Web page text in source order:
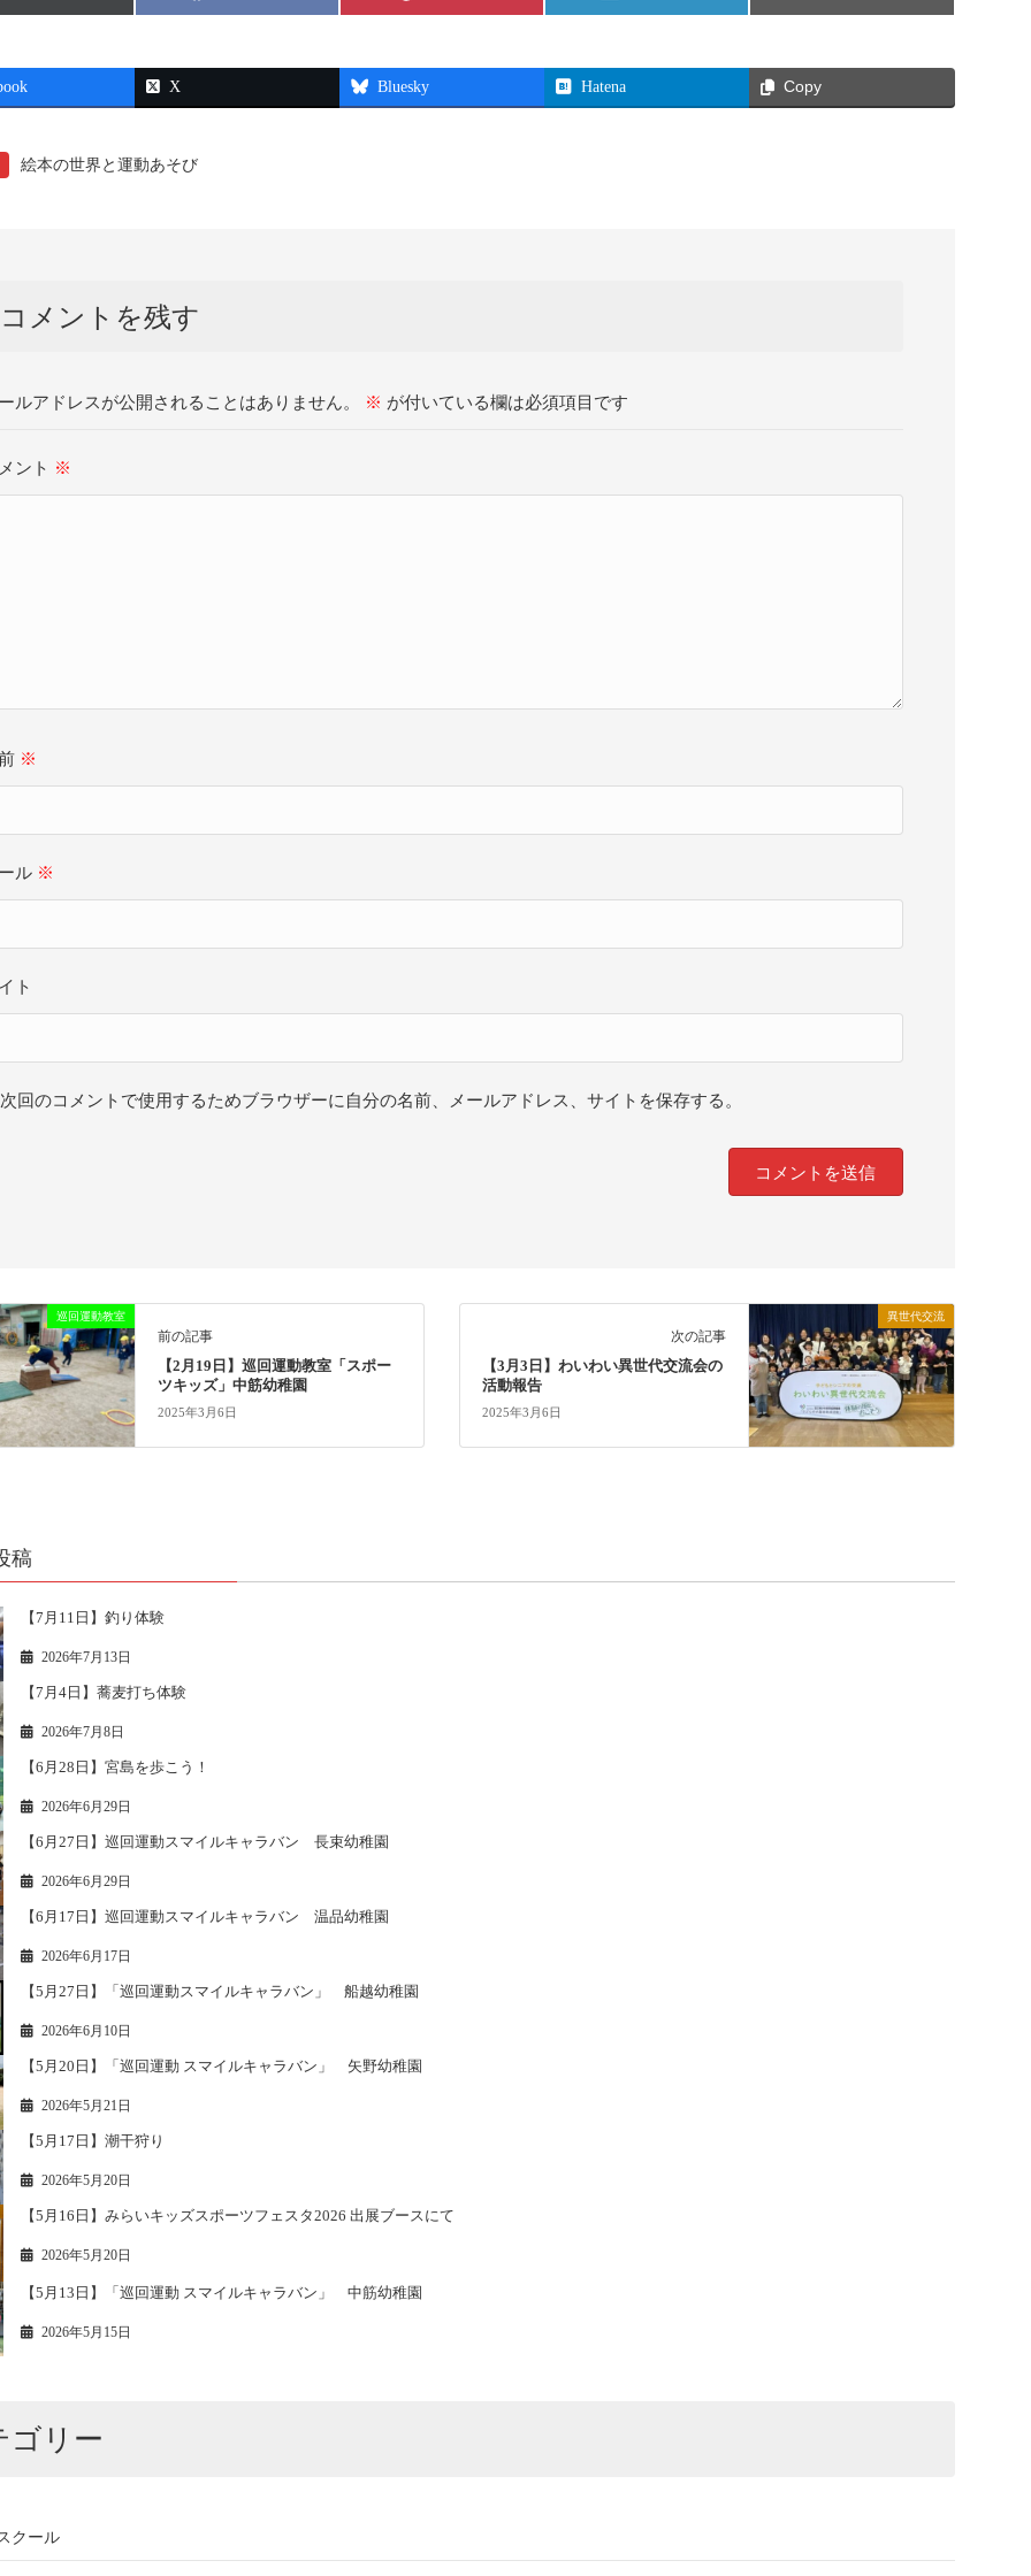
X Bluesky Hatena Copy
絵本の世界と運動あそび
コメントを残す
ルアドレスが公開されることはありません。 ※ が付いている欄は必須項目です
ント ※
※
ル ※
ト
次回のコメントで使用するためブラウザーに自分の名前、メールアドレス、サイトを保存する。
巡回運動教室
前の記事
【2月19日】巡回運動教室「スポー
ツキッズ」中筋幼稚園
2025年3月6日
異世代交流
次の記事
【3月3日】わいわい異世代交流会の
活動報告
2025年3月6日
稿
【7月11日】釣り体験
2026年7月13日
【7月4日】蕎麦打ち体験
2026年7月8日
【6月28日】宮島を歩こう！
2026年6月29日
【6月27日】巡回運動スマイルキャラバン 長束幼稚園
2026年6月29日
【6月17日】巡回運動スマイルキャラバン 温品幼稚園
2026年6月17日
【5月27日】「巡回運動スマイルキャラバン」 船越幼稚園
2026年6月10日
【5月20日】「巡回運動 スマイルキャラバン」 矢野幼稚園
2026年5月21日
【5月17日】潮干狩り
2026年5月20日
【5月16日】みらいキッズスポーツフェスタ2026 出展ブースにて
2026年5月20日
【5月13日】「巡回運動 スマイルキャラバン」 中筋幼稚園
2026年5月15日
ゴリー
クール